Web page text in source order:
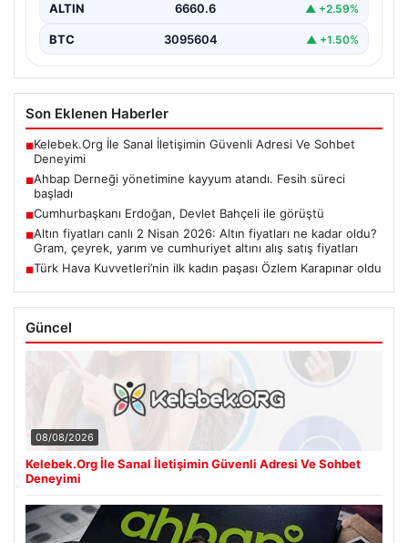
ALTIN 6660.6 ▲ +2.59%
BTC 3095604 ▲ +1.50%
Son Eklenen Haberler
■Kelebek.Org İle Sanal İletişimin Güvenli Adresi Ve Sohbet
Deneyimi
■Ahbap Derneği yönetimine kayyum atandı. Fesih süreci
başladı
■Cumhurbaşkanı Erdoğan, Devlet Bahçeli ile görüştü
■Altın fiyatları canlı 2 Nisan 2026: Altın fiyatları ne kadar oldu?
Gram, çeyrek, yarım ve cumhuriyet altını alış satış fiyatları
■Türk Hava Kuvvetleri’nin ilk kadın paşası Özlem Karapınar oldu
Güncel
08/08/2026
Kelebek.Org İle Sanal İletişimin Güvenli Adresi Ve Sohbet
Deneyimi